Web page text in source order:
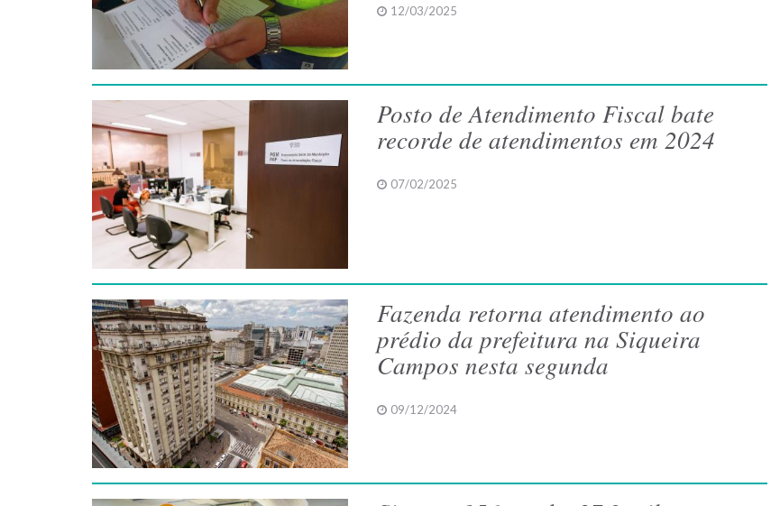
12/03/2025
Posto de Atendimento Fiscal bate
recorde de atendimentos em 2024
07/02/2025
Fazenda retorna atendimento ao
prédio da prefeitura na Siqueira
Campos nesta segunda
09/12/2024